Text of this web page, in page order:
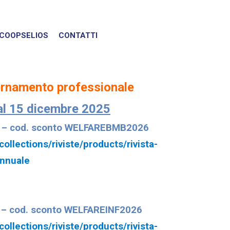
CONTATTI
professionale
15 dicembre 2025
– cod. sconto WELFAREBMB2026
riviste/products/rivista-
– cod. sconto WELFAREINF2026
riviste/products/rivista-